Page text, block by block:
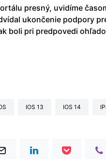
presný, uvidíme
ukončenie podpory
boli pri predpovedi
iOS 13 iOS 14